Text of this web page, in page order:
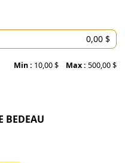
Min : 10,00 $ Max : 500,00 $
BEDEAU